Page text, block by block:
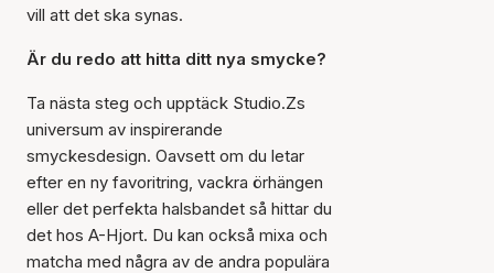
vill att det ska synas.
Är du redo att hitta ditt nya smycke?
Ta nästa steg och upptäck Studio.Zs
universum av inspirerande
smyckesdesign. Oavsett om du letar
efter en ny favoritring, vackra örhängen
eller det perfekta halsbandet så hittar du
det hos A-Hjort. Du kan också mixa och
matcha med några av de andra populära